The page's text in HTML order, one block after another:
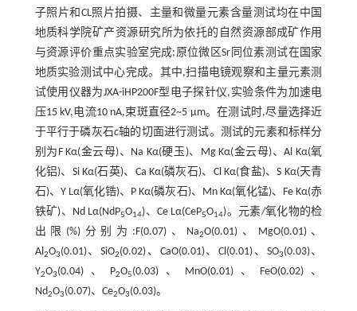
子照片和CL照片拍摄、主量和微量元素含量测试均在中国
地质科学院矿产资源研究所为依托的自然资源部成矿作用
与资源评价重点实验室完成;原位微区Sr同位素测试在国家
地质实验测试中心完成。其中,扫描电镜观察和主量元素测
试使用仪器为JXA-iHP200F型电子探针仪,实验条件为加速电
压15 kV,电流10 nA,束斑直径2~5 μm。在测试时,尽量选择近
于平行于磷灰石c轴的切面进行测试。测试的元素和标样分
别为F Kα(金云母)、Na Kα(硬玉)、Mg Kα(金云母)、Al Kα(氧
化铝)、Si Kα(石英)、Ca Kα(磷灰石)、Cl Kα(食盐)、S Kα(天青
石)、Y Lα(氧化锆)、P Kα(磷灰石)、Mn Kα(氧化锰)、Fe Kα(赤
铁矿)、Nd Lα(NdP5O14)、Ce Lα(CeP5O14)。元素/氧化物的检
出限(%)分别为:F(0.07)、Na2O(0.01)、MgO(0.01)、
Al2O3(0.01)、SiO2(0.02)、CaO(0.01)、Cl(0.01)、SO3(0.03)、
Y2O3(0.04)、P2O5(0.03)、MnO(0.01)、FeO(0.02)、
Nd2O3(0.07)、Ce2O3(0.03)。